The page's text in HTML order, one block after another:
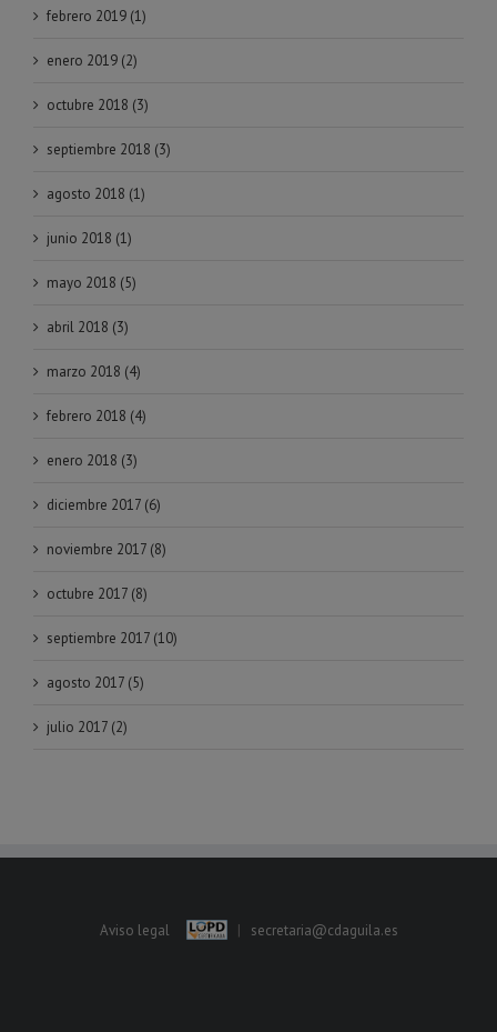
febrero 2019 (1)
enero 2019 (2)
octubre 2018 (3)
septiembre 2018 (3)
agosto 2018 (1)
junio 2018 (1)
mayo 2018 (5)
abril 2018 (3)
marzo 2018 (4)
febrero 2018 (4)
enero 2018 (3)
diciembre 2017 (6)
noviembre 2017 (8)
octubre 2017 (8)
septiembre 2017 (10)
agosto 2017 (5)
julio 2017 (2)
Aviso legal | secretaria@cdaguila.es